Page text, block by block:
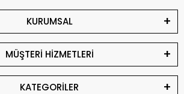
KURUMSAL
MÜŞTERİ HİZMETLERİ
KATEGORİLER